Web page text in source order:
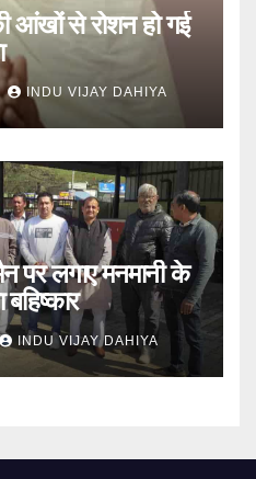
आंखों से रोशन हो गई
INDU VIJAY DAHIYA
पर लगाए मनमानी के
INDU VIJAY DAHIYA